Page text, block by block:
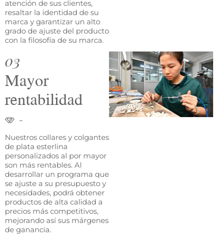
atención de sus clientes,
resaltar la identidad de su
marca y garantizar un alto
grado de ajuste del producto
con la filosofía de su marca.
03
Mayor
rentabilidad
Nuestros collares y colgantes
de plata esterlina
personalizados al por mayor
son más rentables. Al
desarrollar un programa que
se ajuste a su presupuesto y
necesidades, podrá obtener
productos de alta calidad a
precios más competitivos,
mejorando así sus márgenes
de ganancia.